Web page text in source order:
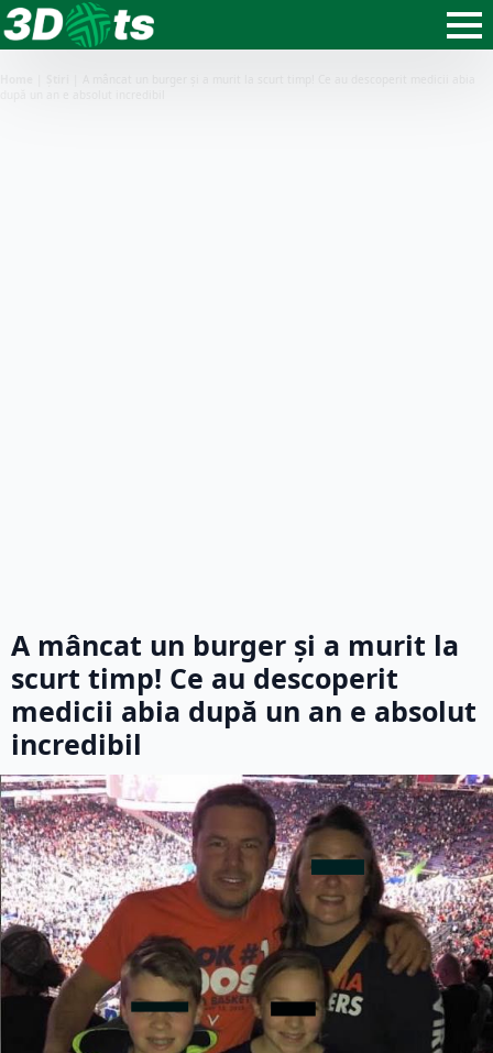
A mâncat un burger și a murit la
scurt timp! Ce au descoperit
medicii abia după un an e absolut
incredibil